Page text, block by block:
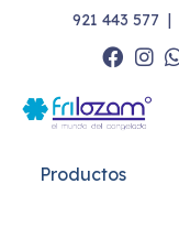
921 443 577 |
Productos